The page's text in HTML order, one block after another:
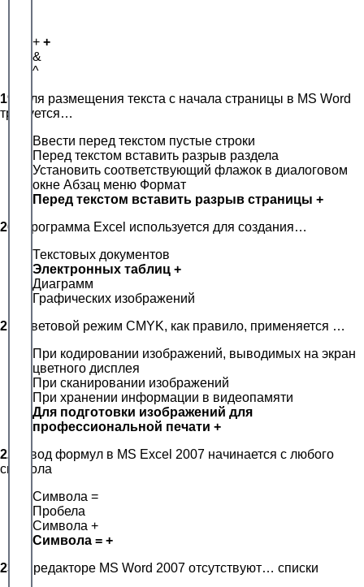
+ +
&
^
19.
Для размещения текста с начала страницы в MS Word
требуется…
Ввести перед текстом пустые строки
Перед текстом вставить разрыв раздела
Установить соответствующий флажок в диалоговом
окне Абзац меню Формат
Перед текстом вставить разрыв страницы +
20.
Программа Excel используется для создания…
Текстовых документов
Электронных таблиц +
Диаграмм
Графических изображений
21.
Цветовой режим CMYK, как правило, применяется …
При кодировании изображений, выводимых на экран
цветного дисплея
При сканировании изображений
При хранении информации в видеопамяти
Для подготовки изображений для
профессиональной печати +
22.
Ввод формул в MS Excel 2007 начинается с любого
символа
Символа =
Пробела
Символа +
Символа = +
23.
В редакторе MS Word 2007 отсутствуют… списки